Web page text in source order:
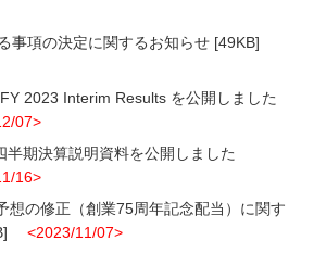
事項の決定に関するお知らせ[49KB]
2023 Interim Results を公開しました
07>
半期決算説明資料を公開しました
16>
想の修正（創業75周年記念配当）に関す
<2023/11/07>